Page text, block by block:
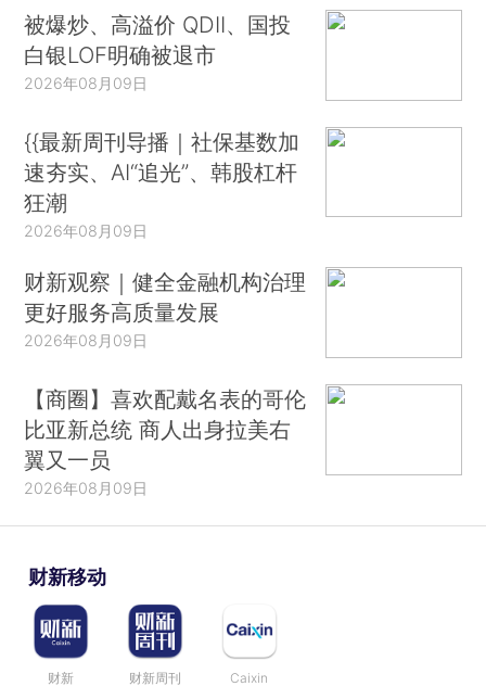
被爆炒、高溢价 QDII、国投
白银LOF明确被退市
2026年08月09日
{{最新周刊导播｜社保基数加
速夯实、AI“追光”、韩股杠杆
狂潮
2026年08月09日
财新观察｜健全金融机构治理
更好服务高质量发展
2026年08月09日
【商圈】喜欢配戴名表的哥伦
比亚新总统 商人出身拉美右
翼又一员
2026年08月09日
财新移动
财新 财新周刊 Caixin